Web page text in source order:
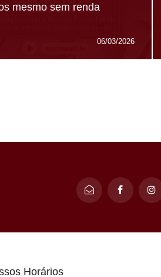
mesmo sem renda
06/03/2026
Horários